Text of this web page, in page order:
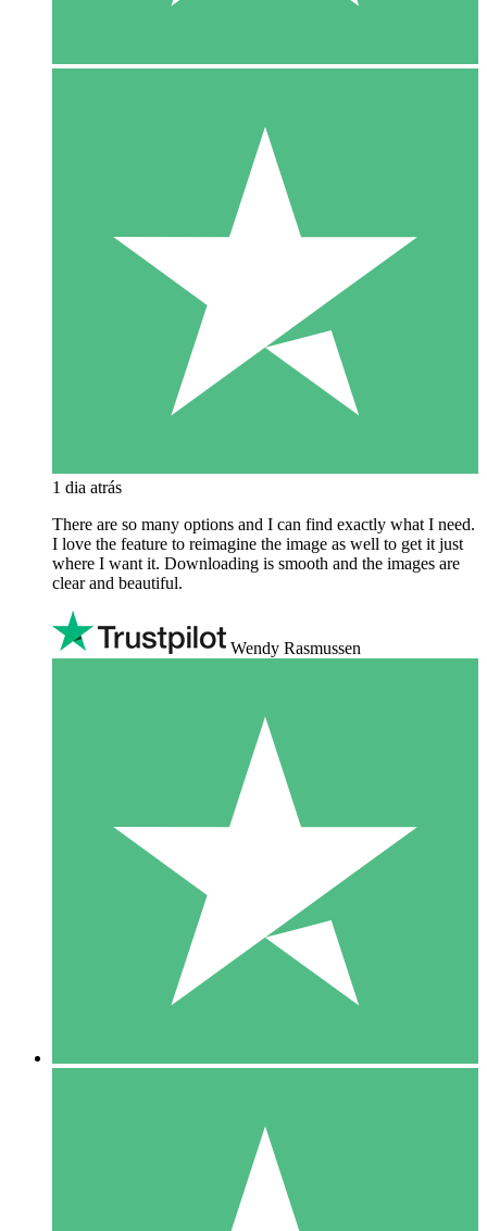
1 dia atrás
There are so many options and I can find exactly what I need.
I love the feature to reimagine the image as well to get it just
where I want it. Downloading is smooth and the images are
clear and beautiful.
Wendy Rasmussen